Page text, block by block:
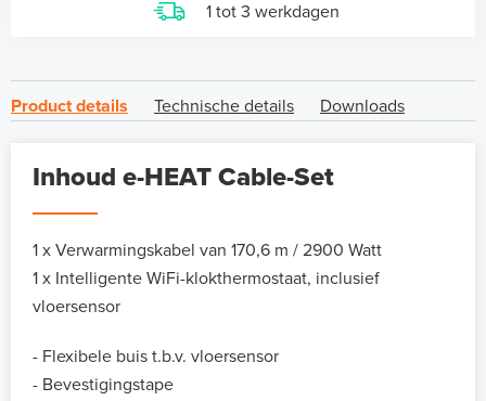
1 tot 3 werkdagen
Product details Technische details Downloads
Inhoud e-HEAT Cable-Set
1 x Verwarmingskabel van 170,6 m / 2900 Watt
1 x Intelligente WiFi-klokthermostaat, inclusief
vloersensor
- Flexibele buis t.b.v. vloersensor
- Bevestigingstape